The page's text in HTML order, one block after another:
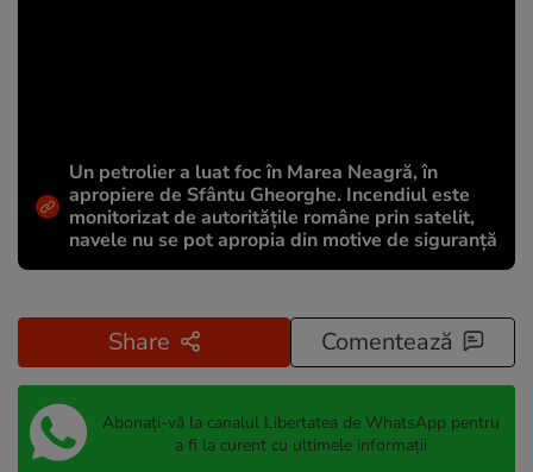
Un petrolier a luat foc în Marea Neagră, în
apropiere de Sfântu Gheorghe. Incendiul este
monitorizat de autoritățile române prin satelit,
navele nu se pot apropia din motive de siguranță
Share Comentează
Abonați-vă la canalul Libertatea de WhatsApp pentru
a fi la curent cu ultimele informații